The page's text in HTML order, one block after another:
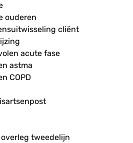
ouderen
cliënt
acute fase
astma
COPD
tweedelijn